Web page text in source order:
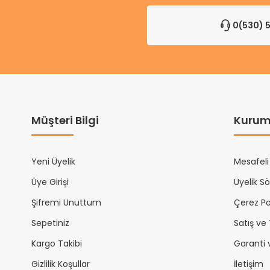
0(530)
Müşteri Bilgi
Yeni Üyelik
Üye Girişi
Şifremi Unuttum
Sepetiniz
Kargo Takibi
Gizlilik Koşullar
Mesafeli
Üyelik
Çerez
Satış
Garanti
İletişim